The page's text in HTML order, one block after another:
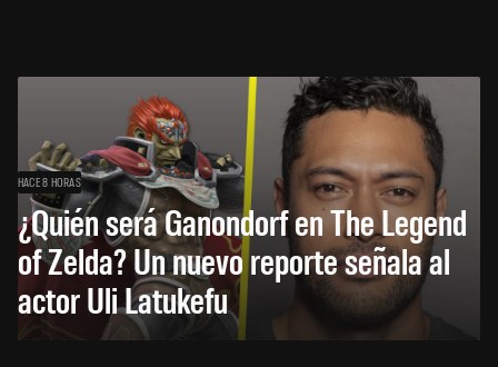
HACE 8 HORAS
¿Quién será Ganondorf en The Legend
of Zelda? Un nuevo reporte señala al
actor Uli Latukefu